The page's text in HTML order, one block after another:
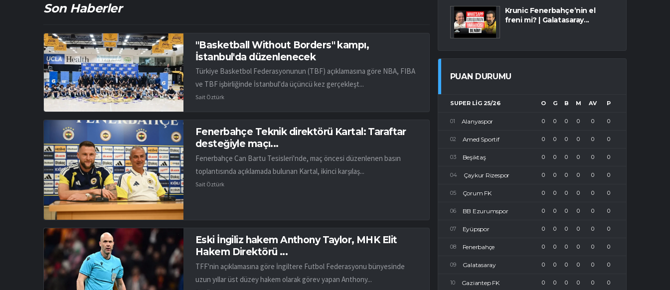
Son Haberler
"Basketball Without Borders" kampı,
İstanbul'da düzenlenecek
Türkiye Basketbol Federasyonunun (TBF) açıklamasına göre NBA, FIBA
ve TBF işbirliğinde İstanbul'da üçüncü kez gerçekleşt...
Sait Öztürk
Fenerbahçe Teknik direktörü Kartal: Taraftar
desteğiyle maçı...
Fenerbahçe Can Bartu Tesisleri'nde, maç öncesi düzenlenen basın
toplantısında açıklamada bulunan Kartal, ikinci karşılaş...
Sait Öztürk
Eski İngiliz hakem Anthony Taylor, MHK Elit
Hakem Direktörü ...
TFF'nin açıklamasına göre İngiltere Futbol Federasyonu bünyesinde
uzun yıllar üst düzey hakem olarak görev yapan Anthony...
Krunic Fenerbahçe’nin el
freni mi? | Galatasaray...
PUAN DURUMU
SUPER LIG 25/26 O G B M AV P
Alanyaspor 0 0 0 0 0 0
Amed Sportif 0 0 0 0 0 0
Beşiktaş 0 0 0 0 0 0
Çaykur Rizespor 0 0 0 0 0 0
Çorum FK 0 0 0 0 0 0
BB Ezurumspor 0 0 0 0 0 0
Eyüpspor 0 0 0 0 0 0
Fenerbahçe 0 0 0 0 0 0
Galatasaray 0 0 0 0 0 0
Gaziantep FK 0 0 0 0 0 0